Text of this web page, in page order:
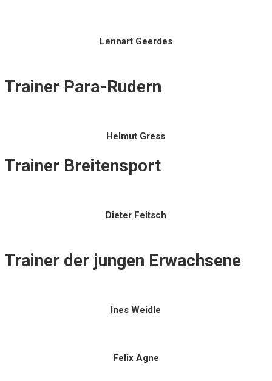
Lennart Geerdes
Trainer Para-Rudern
Helmut Gress
Trainer Breitensport
Dieter Feitsch
Trainer der jungen Erwachsene
Ines Weidle
Felix Agne